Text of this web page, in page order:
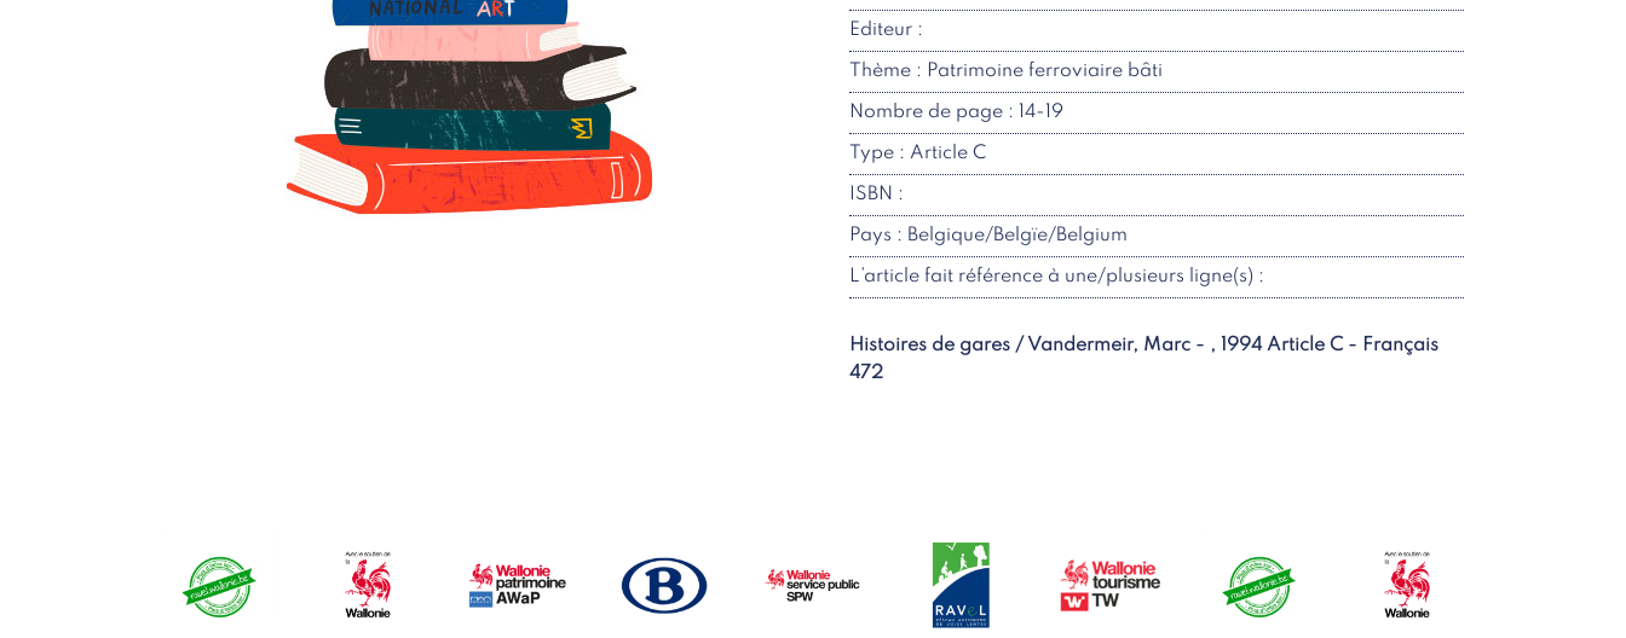
Editeur :
Thème : Patrimoine ferroviaire bâti
Nombre de page : 14-19
Type : Article C
ISBN :
Pays : Belgique/Belgïe/Belgium
L’article fait référence à une/plusieurs ligne(s) :
Histoires de gares / Vandermeir, Marc - , 1994 Article C - Français
472